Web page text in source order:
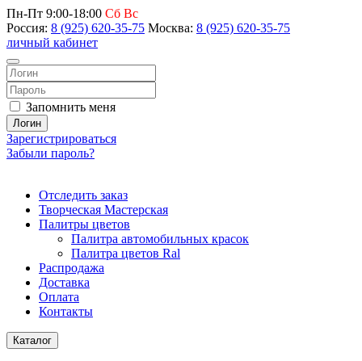
Пн-Пт 9:00-18:00 Сб Вс
Россия: 8 (925) 620-35-75 Москва: 8 (925) 620-35-75
личный кабинет
Запомнить меня
Логин
Зарегистрироваться
Забыли пароль?
Отследить заказ
Творческая Мастерская
Палитры цветов
Палитра автомобильных красок
Палитра цветов Ral
Распродажа
Доставка
Оплата
Контакты
Каталог